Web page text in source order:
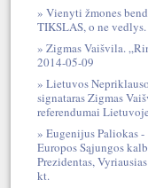
Vienyti žmones
TIKSLAS, o ne vedlys.
Zigmas Vaišvila.
2014-05-09
Lietuvos
signataras Zigmas
referendumai
Eugenijus Paliokas
Europos Sąjungos
Prezidentas,
kt.